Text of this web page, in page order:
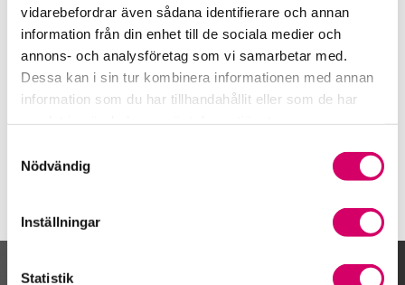
vidarebefordrar även sådana identifierare och annan
information från din enhet till de sociala medier och
annons- och analysföretag som vi samarbetar med.
Dessa kan i sin tur kombinera informationen med annan
information som du har tillhandahållit eller som de har
Nödvändig
Inställningar
Statistik
Srf Auktoriserade konsulter
Jessica Erixon
Auktoriserad Lönekonsult
Skicka e-post
079-100 89 78
Växjö